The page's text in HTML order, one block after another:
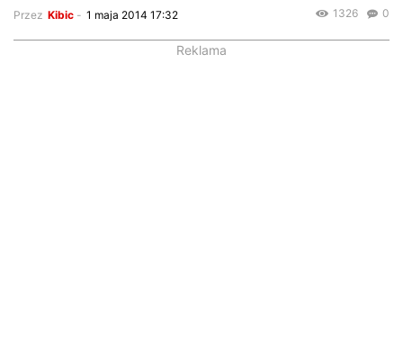
Przez Kibic - 1 maja 2014 17:32 0
1326